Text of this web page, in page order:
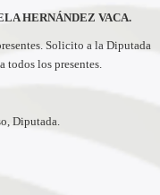
HERNÁNDEZ VACA.
Solicito a la Diputada
todos los presentes.
Diputada.